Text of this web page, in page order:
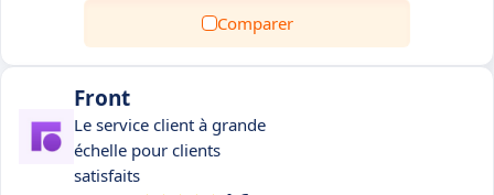
Comparer
Front
Le service client à grande
échelle pour clients
satisfaits